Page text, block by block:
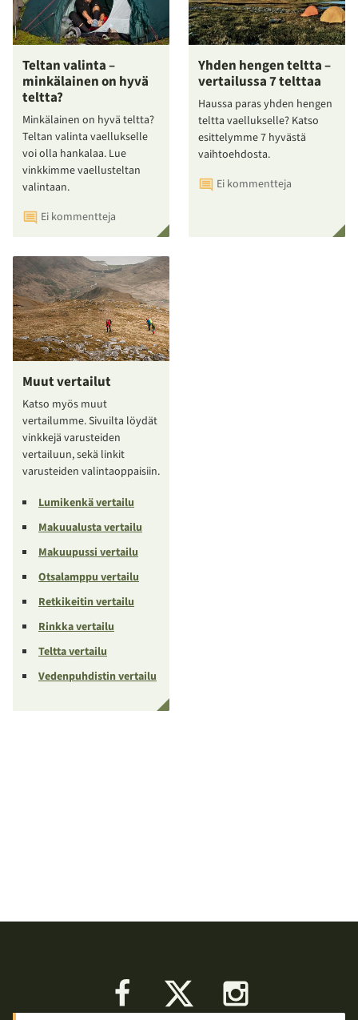
Teltan valinta –
minkälainen on hyvä
teltta?
Minkälainen on hyvä teltta?
Teltan valinta vaellukselle
voi olla hankalaa. Lue
vinkkimme vaellusteltan
valintaan.
Ei kommentteja
Yhden hengen teltta –
vertailussa 7 telttaa
Haussa paras yhden hengen
teltta vaellukselle? Katso
esittelymme 7 hyvästä
vaihtoehdosta.
Ei kommentteja
Muut vertailut
Katso myös muut
vertailumme. Sivuilta löydät
vinkkejä varusteiden
vertailuun, sekä linkit
varusteiden valintaoppaisiin.
Lumikenkä vertailu
Makuualusta vertailu
Makuupussi vertailu
Otsalamppu vertailu
Retkikeitin vertailu
Rinkka vertailu
Teltta vertailu
Vedenpuhdistin vertailu
Facebook